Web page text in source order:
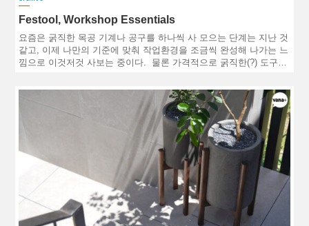
Festool, Workshop Essentials
요즘은 굵직한 목공 기계나 공구를 하나씩 사 모으는 단계는 지난 것
같고, 이제 나만의 기준에 맞춰 작업환경을 조금씩 완성해 나가는 느
낌으로 이것저것 사보는 중이다. 물론 가격적으로 굵직한(?) 도구…